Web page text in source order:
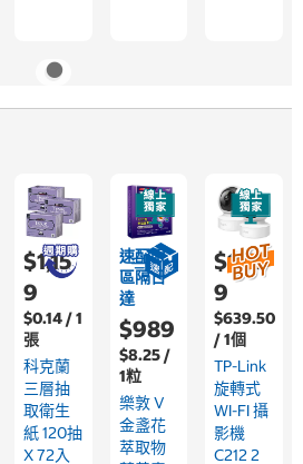
$1,15
9
$0.14 / 1
張
科克蘭
三層抽
取衛生
紙 120抽
X 72入
速配限
區隔日
達
$989
$8.25 /
1粒
樂敦 V
金盞花
萃取物
$1,59
9
$639.50
/ 1個
TP-Link
旋轉式
WI-FI 攝
影機
C212 2